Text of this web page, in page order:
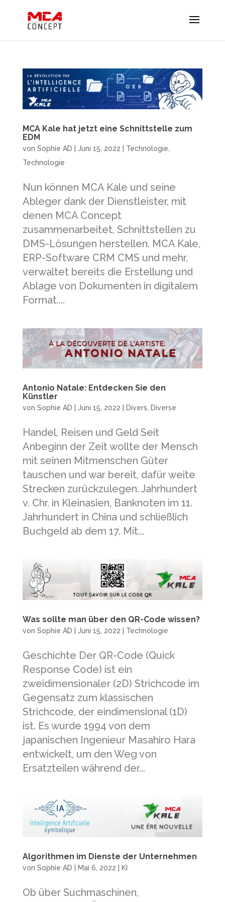
MCA Kale hat jetzt eine Schnittstelle zum
EDM
von Sophie AD Juni 15, 2022 Technologie
Technologie
Nun können MCA Kale und seine
Ableger dank der Dienstleister, mit
denen MCA Concept
zusammenarbeitet, Schnittstellen zu
DMS-Lösungen herstellen. MCA Kale,
ERP-Software CRM CMS und mehr,
verwaltet bereits die Erstellung und
Ablage von Dokumenten in digitalem
Format....
Antonio Natale: Entdecken Sie den
Künstler
von Sophie AD Juni 15, 2022 Divers, Diverse
Handel, Reisen und Geld Seit
Anbeginn der Zeit wollte der Mensch
mit seinen Mitmenschen Güter
tauschen und war bereit, dafür weite
Strecken zurückzulegen. Jahrhundert
v. Chr. in Kleinasien, Banknoten im 11.
Jahrhundert in China und schließlich
Buchgeld ab dem 17. Mit...
Was sollte man über den QR-Code wissen?
von Sophie AD Juni 15, 2022 Technologie
Geschichte Der QR-Code (Quick
Response Code) ist ein
zweidimensionaler (2D) Strichcode im
Gegensatz zum klassischen
Strichcode, der eindimensional (1D)
ist. Es wurde 1994 von dem
japanischen Ingenieur Masahiro Hara
entwickelt, um den Weg von
Ersatzteilen während der...
Algorithmen im Dienste der Unternehmen
von Sophie AD | Mai 6, 2022 | KI
Ob über Suchmaschinen,